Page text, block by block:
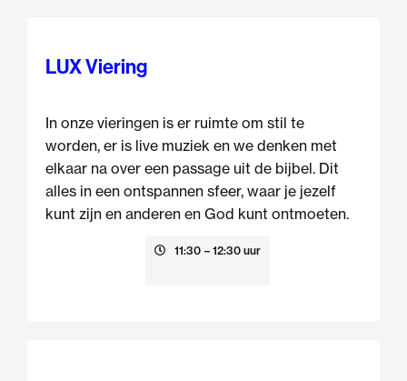
LUX Viering
In onze vieringen is er ruimte om stil te
worden, er is live muziek en we denken met
elkaar na over een passage uit de bijbel. Dit
alles in een ontspannen sfeer, waar je jezelf
kunt zijn en anderen en God kunt ontmoeten.
11:30 – 12:30 uur